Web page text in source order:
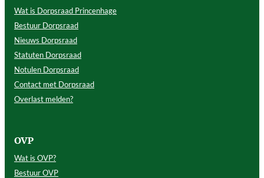
Wat is Dorpsraad Princenhage
Bestuur Dorpsraad
Nieuws Dorpsraad
Statuten Dorpsraad
Notulen Dorpsraad
Contact met Dorpsraad
Overlast melden?
OVP
Wat is OVP?
Bestuur OVP